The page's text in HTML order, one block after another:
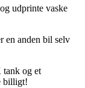
udprinte vaske
en anden bil selv
tank og et
billigt!